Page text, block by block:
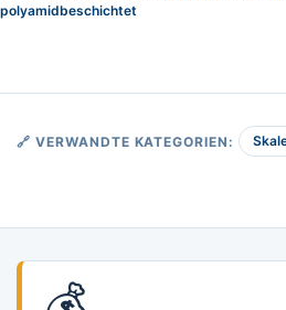
polyamidbeschichtet
🔗 VERWANDTE KATEGORIEN: